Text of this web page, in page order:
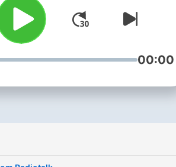
！なしラジ！」 spotify:
x.gd/wkbMK stand FM:
x.gd/I7bCr 【経歴】
Radiotalk 収録初配
四国・九州ブロック代表
・ギター弾き語り ・みんな
00:00